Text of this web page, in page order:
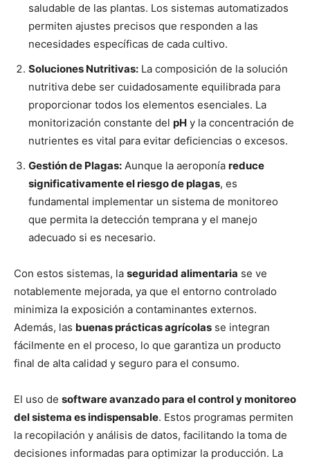
saludable de las plantas. Los sistemas automatizados
permiten ajustes precisos que responden a las
necesidades específicas de cada cultivo.
Soluciones Nutritivas: La composición de la solución
nutritiva debe ser cuidadosamente equilibrada para
proporcionar todos los elementos esenciales. La
monitorización constante del pH y la concentración de
nutrientes es vital para evitar deficiencias o excesos.
Gestión de Plagas: Aunque la aeroponía reduce
significativamente el riesgo de plagas, es
fundamental implementar un sistema de monitoreo
que permita la detección temprana y el manejo
adecuado si es necesario.
Con estos sistemas, la seguridad alimentaria se ve
notablemente mejorada, ya que el entorno controlado
minimiza la exposición a contaminantes externos.
Además, las buenas prácticas agrícolas se integran
fácilmente en el proceso, lo que garantiza un producto
final de alta calidad y seguro para el consumo.
El uso de software avanzado para el control y monitoreo
del sistema es indispensable. Estos programas permiten
la recopilación y análisis de datos, facilitando la toma de
decisiones informadas para optimizar la producción. La